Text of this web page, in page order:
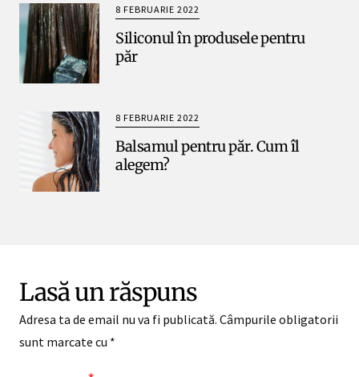
8 FEBRUARIE 2022
Siliconul în produsele pentru
păr
8 FEBRUARIE 2022
Balsamul pentru păr. Cum îl
alegem?
Lasă un răspuns
Adresa ta de email nu va fi publicată. Câmpurile obligatorii
sunt marcate cu *